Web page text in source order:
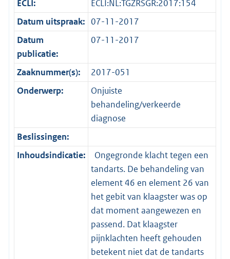
ECLI:
ECLI:NL:TGZRSGR:2017:154
Datum uitspraak: 07-11-2017
Datum
publicatie:
07-11-2017
Zaaknummer(s):
2017-051
Onderwerp:
Onjuiste
behandeling/verkeerde
diagnose
Beslissingen:
Inhoudsindicatie:
Ongegronde klacht tegen een
tandarts. De behandeling van
element 46 en element 26 van
het gebit van klaagster was op
dat moment aangewezen en
passend. Dat klaagster
pijnklachten heeft gehouden
betekent niet dat de tandarts